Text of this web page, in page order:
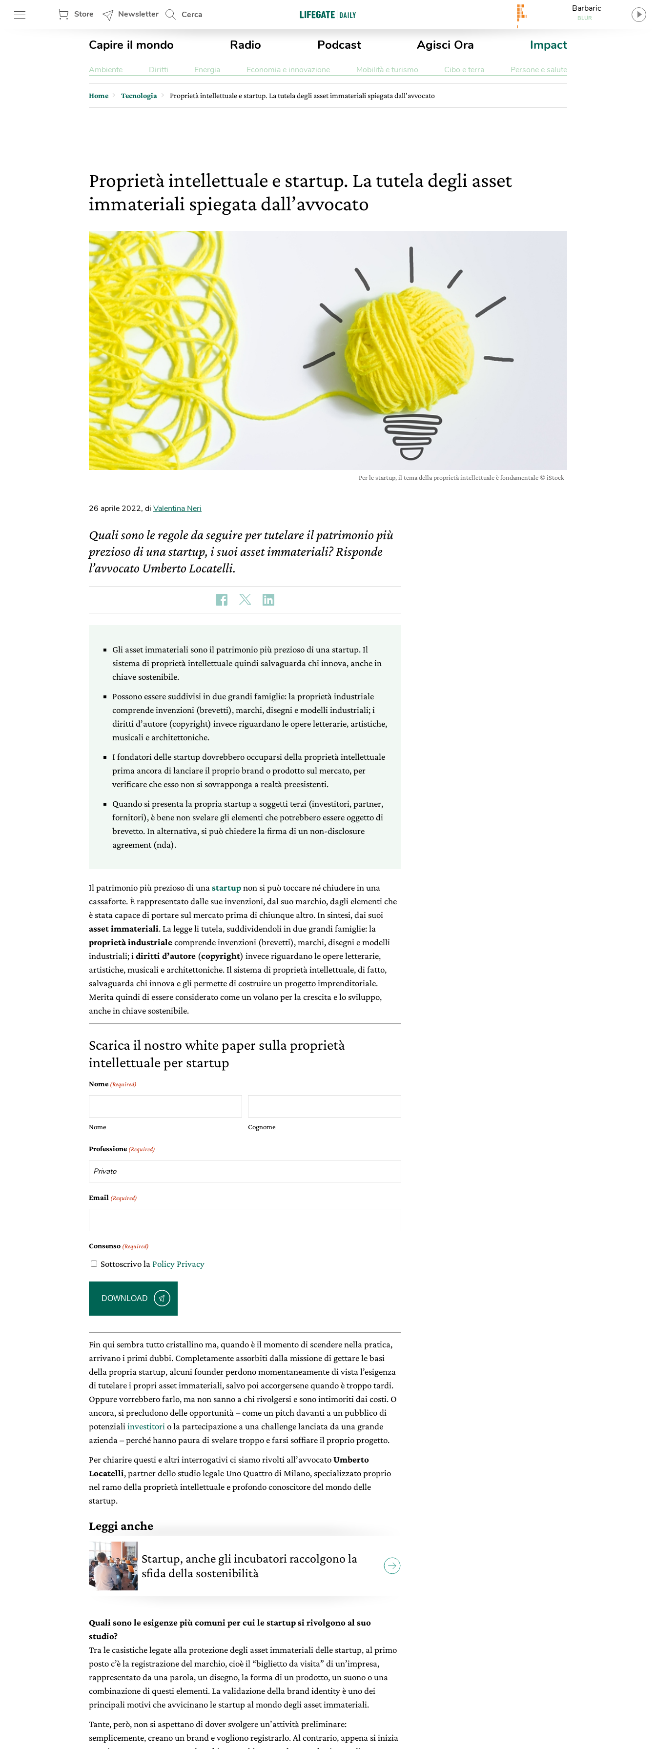
Store Newsletter Cerca
Barbaric
BLUR
Capire il mondo Radio Podcast Agisci Ora Impact
Ambiente Diritti Energia Economia e innovazione Mobilità e turismo Cibo e terra Persone e salute
Home Tecnologia Proprietà intellettuale e startup. La tutela degli asset immateriali spiegata dall’avvocato
Proprietà intellettuale e startup. La tutela degli asset
immateriali spiegata dall’avvocato
Per le startup, il tema della proprietà intellettuale è fondamentale © iStock
26 aprile 2022, di Valentina Neri
Quali sono le regole da seguire per tutelare il patrimonio più
prezioso di una startup, i suoi asset immateriali? Risponde
l’avvocato Umberto Locatelli.
Gli asset immateriali sono il patrimonio più prezioso di una startup. Il
sistema di proprietà intellettuale quindi salvaguarda chi innova, anche in
chiave sostenibile.
Possono essere suddivisi in due grandi famiglie: la proprietà industriale
comprende invenzioni (brevetti), marchi, disegni e modelli industriali; i
diritti d’autore (copyright) invece riguardano le opere letterarie, artistiche,
musicali e architettoniche.
I fondatori delle startup dovrebbero occuparsi della proprietà intellettuale
prima ancora di lanciare il proprio brand o prodotto sul mercato, per
verificare che esso non si sovrapponga a realtà preesistenti.
Quando si presenta la propria startup a soggetti terzi (investitori, partner,
fornitori), è bene non svelare gli elementi che potrebbero essere oggetto di
brevetto. In alternativa, si può chiedere la firma di un non-disclosure
agreement (nda).
Il patrimonio più prezioso di una startupnon si può toccare né chiudere in una
cassaforte. È rappresentato dalle sue invenzioni, dal suo marchio, dagli elementi che
è stata capace di portare sul mercato prima di chiunque altro. In sintesi, dai suoi
asset immateriali. La legge li tutela, suddividendoli in due grandi famiglie: la
proprietà industrialecomprende invenzioni (brevetti), marchi, disegni e modelli
industriali; i diritti d’autore (copyright) invece riguardano le opere letterarie,
artistiche, musicali e architettoniche. Il sistema di proprietà intellettuale, di fatto,
salvaguarda chi innova e gli permette di costruire un progetto imprenditoriale.
Merita quindi di essere considerato come un volano per la crescita e lo sviluppo,
anche in chiave sostenibile.
Scarica il nostro white paper sulla proprietà
intellettuale per startup
Nome (Required)
Nome Cognome
Professione (Required)
Email (Required)
Consenso (Required)
Sottoscrivo la Policy Privacy
Fin qui sembra tutto cristallino ma, quando è il momento di scendere nella pratica,
arrivano i primi dubbi. Completamente assorbiti dalla missione di gettare le basi
della propria startup, alcuni founder perdono momentaneamente di vista l’esigenza
di tutelare i propri asset immateriali, salvo poi accorgersene quando è troppo tardi.
Oppure vorrebbero farlo, ma non sanno a chi rivolgersi e sono intimoriti dai costi. O
ancora, si precludono delle opportunità – come un pitch davanti a un pubblico di
potenziali investitori o la partecipazione a una challenge lanciata da una grande
azienda – perché hanno paura di svelare troppo e farsi soffiare il proprio progetto.
Per chiarire questi e altri interrogativi ci siamo rivolti all’avvocatoUmberto
Locatelli, partner dello studio legale Uno Quattro di Milano, specializzato proprio
nel ramo della proprietà intellettuale e profondo conoscitore del mondo delle
startup.
Leggi anche
Startup, anche gli incubatori raccolgono la
sfida della sostenibilità
Quali sono le esigenze più comuni per cui le startup si rivolgono al suo
studio?
Tra le casistiche legate alla protezione degli asset immateriali delle startup, al primo
posto c’è la registrazione del marchio, cioè il “biglietto da visita” di un’impresa,
rappresentato da una parola, un disegno, la forma di un prodotto, un suono o una
combinazione di questi elementi. La validazione della brand identity è uno dei
principali motivi che avvicinano le startup al mondo degli asset immateriali.
Tante, però, non si aspettano di dover svolgere un’attività preliminare:
semplicemente, creano un brand e vogliono registrarlo. Al contrario, appena si inizia